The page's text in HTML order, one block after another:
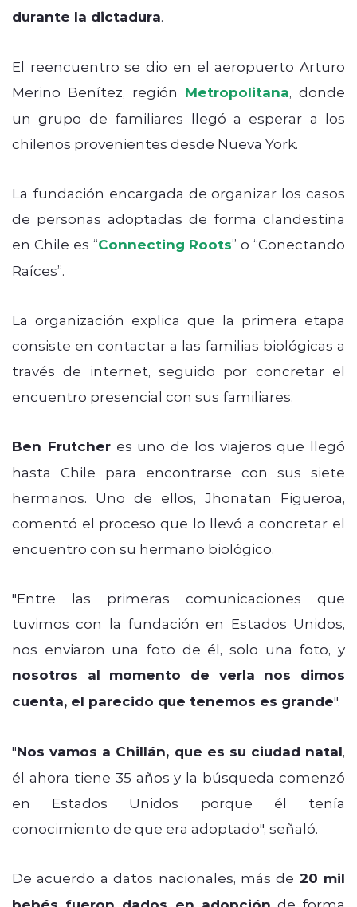
durante la dictadura.
El reencuentro se dio en el aeropuerto Arturo
Merino Benítez, región Metropolitana, donde
un grupo de familiares llegó a esperar a los
chilenos provenientes desde Nueva York.
La fundación encargada de organizar los casos
de personas adoptadas de forma clandestina
en Chile es “Connecting Roots” o “Conectando
Raíces”.
La organización explica que la primera etapa
consiste en contactar a las familias biológicas a
través de internet, seguido por concretar el
encuentro presencial con sus familiares.
Ben Frutcheres uno de los viajeros que llegó
hasta Chile para encontrarse con sus siete
hermanos. Uno de ellos, Jhonatan Figueroa,
comentó el proceso que lo llevó a concretar el
encuentro con su hermano biológico.
"Entre las primeras comunicaciones que
tuvimos con la fundación en Estados Unidos,
nos enviaron una foto de él, solo una foto, y
nosotros al momento de verla nos dimos
cuenta, el parecido que tenemos es grande".
"Nos vamos a Chillán, que es su ciudad natal,
él ahora tiene 35 años y la búsqueda comenzó
en Estados Unidos porque él tenía
conocimiento de que era adoptado", señaló.
De acuerdo a datos nacionales, más de 20 mil
de forma